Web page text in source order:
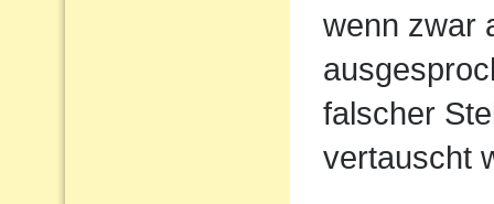
wenn zwar
falscher
vertauscht